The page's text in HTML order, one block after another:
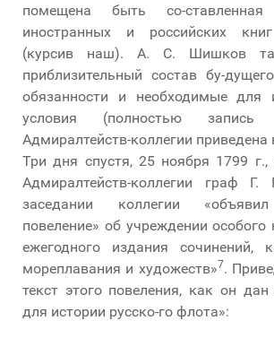
помещена быть со-
иностранных и российских книг
(курсив наш). А. С. Шишков
приблизительный состав бу-
обязанности и необходимые для
условия (полностью
Адмиралтейств-коллегии приведена
Три дня спустя, 25 ноября 1799 г.,
Адмиралтейств-коллегии граф
заседании коллегии
повеление» об учреждении особого
ежегодного издания сочинений,
мореплавания и художеств»7.
текст этого повеления, как он
для истории русско-го флота»: